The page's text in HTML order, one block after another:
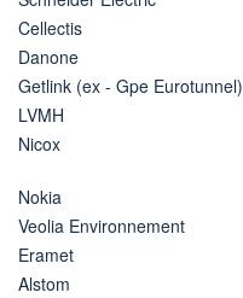
Cellectis
Danone
Getlink (ex - Gpe Eurotunnel)
LVMH
Nicox
Nokia
Veolia Environnement
Eramet
Alstom